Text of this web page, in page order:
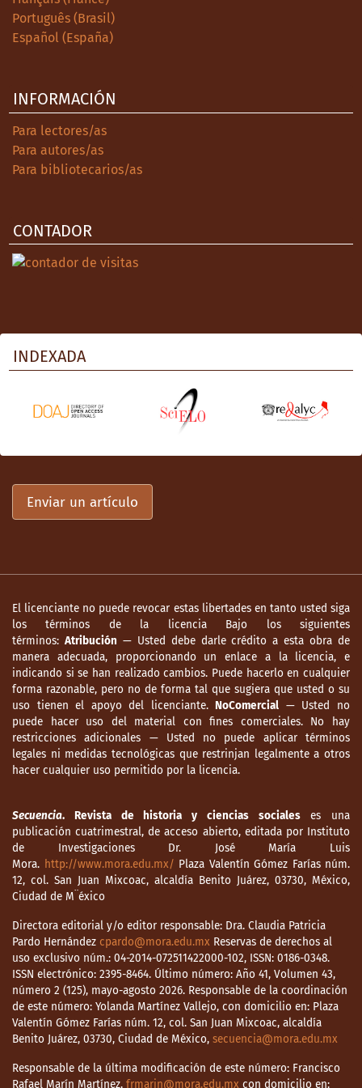
viajados por la región del Tepic
prerrevolucionario. México: MA Porrúa y
González, C. (2003). Música congelada. Mito,
número, geometría. México: Ubari.
Guerra, C. y Hernández, J. (2017). La Alameda
de Tepic. Una reconstrucción historiográfica
1849-1981 (tesis de licenciatura).
Tepic. Recuperado de la MMOB.
López, P. (2000). El centro histórico de la
ciudad de Tepic (2da. ed.). Tepic: H. XXXV
Ayuntamiento de Tepic.
Juan Escutia de la ciudad de Tepic, Nayarit
1878-1987 (tesis de licenciatura).
Departamento de Arquitectura, ITT-TECNM,
Mejoras materiales inauguradas en las
independencia nacional en el Territorio de
Tepic (15 de septiembre de 1910). El Eco de
Tepic [facsimilar editado por el Gobierno
de Nayarit 2010].
Murià, J. y López, P. (comps.). (1990). Nayarit:
del Séptimo Cantón al Estado libre y
soberano (t. I). México: Universidad de
Guadalajara e Instituto de Investigaciones
Históricas Dr. José Luis María Mora.
Murià, J. y Peregrina, A. (comps.). (1992).
Viajeros anglosajones por Jalisco. Siglo XIX.
México: INAH.
Noriega, E. (1990). La ciudad de Tepic
durante los años 1870-1884. En Murià, J. M. y
López González, P. (comps.). Nayarit: del
Séptimo Cantón al estado libre y soberano
(t. II, pp. 161-169). México: Universidad de
Guadalajara e Instituto de Investigaciones
Dr. José María Luis Mora.
Parkinson, J. (1922). Plano de la ciudad de
Português (Brasil)
Español (España)
INFORMACIÓN
Para lectores/as
Para autores/as
Para bibliotecarios/as
CONTADOR
INDEXADA
Enviar un artículo
El licenciante no puede revocar estas libertades en tanto usted siga
los términos de la licencia Bajo los siguientes
términos: Atribución — Usted debe darle crédito a esta obra de
manera adecuada, proporcionando un enlace a la licencia, e
indicando si se han realizado cambios. Puede hacerlo en cualquier
forma razonable, pero no de forma tal que sugiera que usted o su
uso tienen el apoyo del licenciante.NoComercial — Usted no
puede hacer uso del material con fines comerciales. No hay
restricciones adicionales — Usted no puede aplicar términos
legales ni medidas tecnológicas que restrinjan legalmente a otros
hacer cualquier uso permitido por la licencia.
Secuencia. Revista de historia y ciencias socialeses una
publicación cuatrimestral, de acceso abierto, editada por Instituto
de Investigaciones Dr. José María Luis
Mora. http://www.mora.edu.mx/ Plaza Valentín Gómez Farías núm.
12, col. San Juan Mixcoac, alcaldía Benito Juárez, 03730, México,
Ciudad de M¨éxico
Directora editorial y/o editor responsable: Dra. Claudia Patricia
Pardo Hernández cpardo@mora.edu.mx Reservas de derechos al
uso exclusivo núm.: 04-2014-072511422000-102, ISSN: 0186-0348.
ISSN electrónico: 2395-8464. Último número: Año 41, Volumen 43,
número 2 (125), mayo-agosto 2026. Responsable de la coordinación
de este número: Yolanda Martínez Vallejo, con domicilio en: Plaza
Valentín Gómez Farías núm. 12, col. San Juan Mixcoac, alcaldía
Benito Juárez, 03730, Ciudad de México, secuencia@mora.edu.mx
Responsable de la última modificación de este número: Francisco
Rafael Marín Martínez, frmarin@mora.edu.mx con domicilio en: